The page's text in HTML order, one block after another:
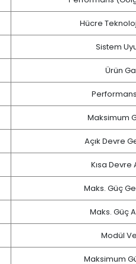
Hücre
Sistem
Ürün
Maksimum
Açık Devre
Kısa Devre
Maks. Güç
Maks. Güç
Modül
Maksimum